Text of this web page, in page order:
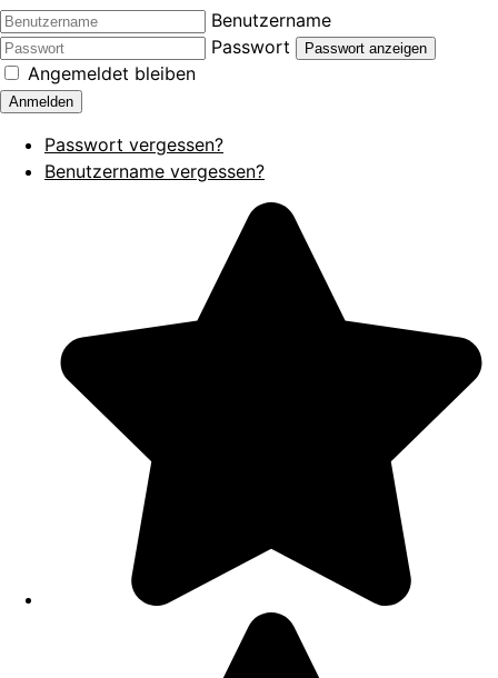
Benutzername
Passwort
Passwort anzeigen
Angemeldet bleiben
Anmelden
Passwort vergessen?
Benutzername vergessen?